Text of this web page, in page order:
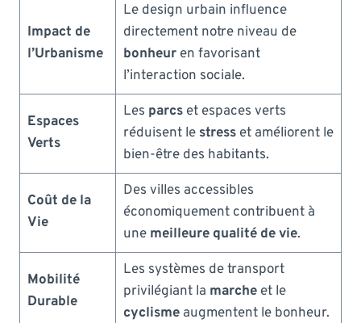
Impact de
l’Urbanisme
Le design urbain influence
directement notre niveau de
bonheuren favorisant
l’interaction sociale.
Espaces
Verts
Les parcset espaces verts
réduisent le stresset améliorent le
bien-être des habitants.
Coût de la
Vie
Des villes accessibles
économiquement contribuent à
une meilleure qualité de vie.
Mobilité
Durable
Les systèmes de transport
privilégiant la marcheet le
cyclismeaugmentent le bonheur.